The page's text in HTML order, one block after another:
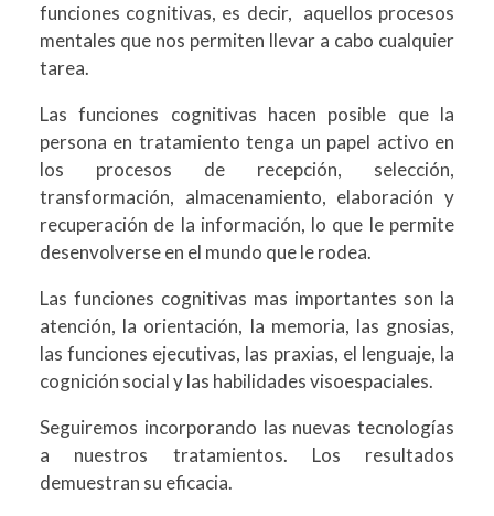
funciones cognitivas, es decir, aquellos procesos
mentales que nos permiten llevar a cabo cualquier
tarea.
Las funciones cognitivas hacen posible que la
persona en tratamiento tenga un papel activo en
los procesos de recepción, selección,
transformación, almacenamiento, elaboración y
recuperación de la información, lo que le permite
desenvolverse en el mundo que le rodea.
Las funciones cognitivas mas importantes son la
atención, la orientación, la memoria, las gnosias,
las funciones ejecutivas, las praxias, el lenguaje, la
cognición social y las habilidades visoespaciales.
Seguiremos incorporando las nuevas tecnologías
a nuestros tratamientos. Los resultados
demuestran su eficacia.